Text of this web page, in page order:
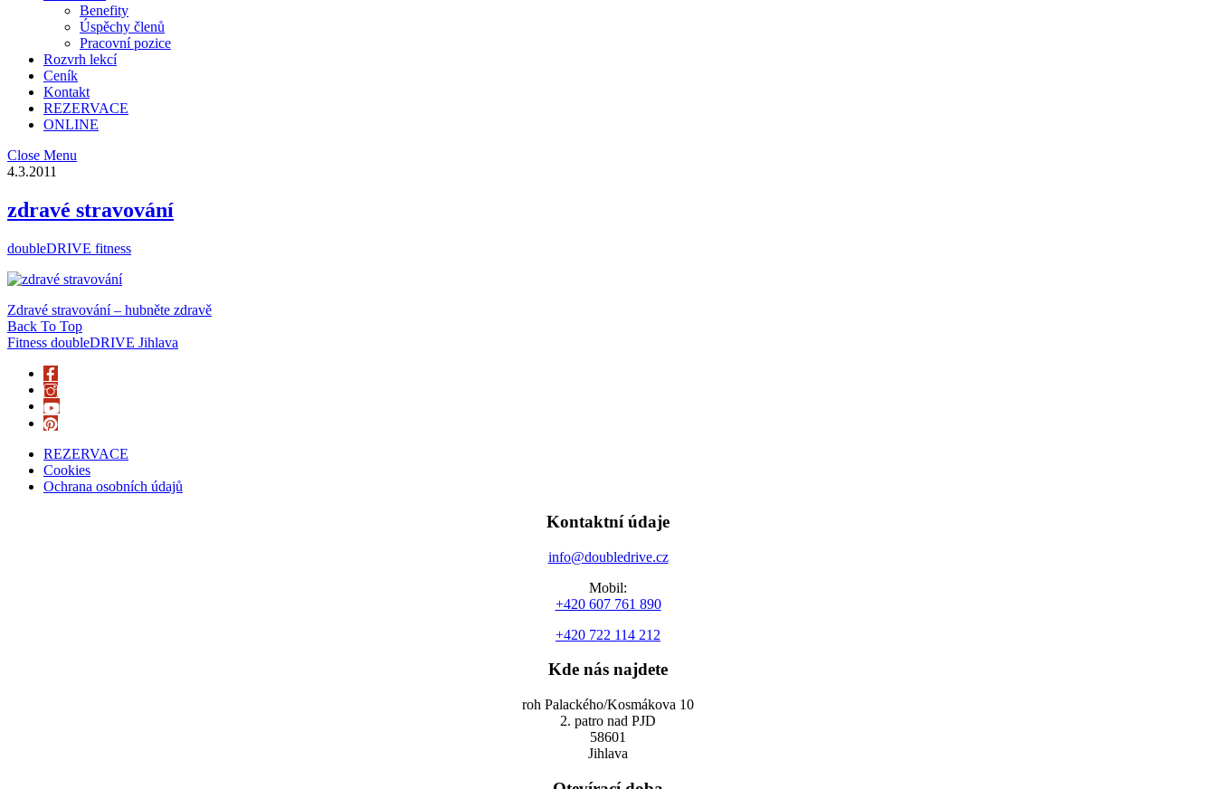
Benefity
Úspěchy členů
Pracovní pozice
Rozvrh lekcí
Ceník
Kontakt
REZERVACE
ONLINE
Close Menu
4.3.2011
zdravé stravování
doubleDRIVE fitness
Zdravé stravování – hubněte zdravě
Back To Top
Fitness doubleDRIVE Jihlava
REZERVACE
Cookies
Ochrana osobních údajů
Kontaktní údaje
info@doubledrive.cz
Mobil:
+420 607 761 890
+420 722 114 212
Kde nás najdete
roh Palackého/Kosmákova 10
2. patro nad PJD
58601
Jihlava